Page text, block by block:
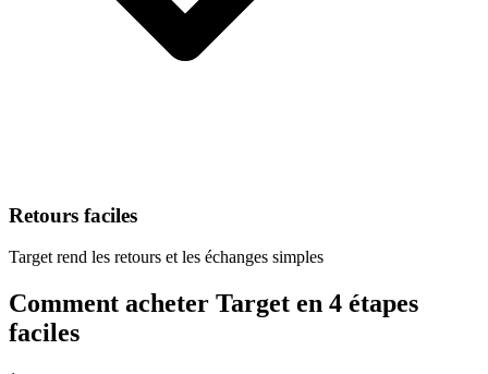
Retours faciles
Target rend les retours et les échanges simples
Comment acheter Target en 4 étapes
faciles